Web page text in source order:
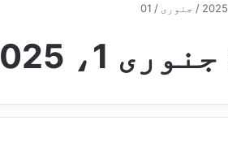
2025
/ جنوری /
01
جنوری 1، 2025